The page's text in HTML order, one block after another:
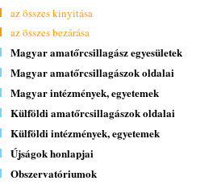
az összes kinyitása
az összes bezárása
Magyar amatőrcsillagász egyesületek
Magyar amatőrcsillagászok oldalai
Magyar intézmények, egyetemek
Külföldi amatőrcsillagászok oldalai
Külföldi intézmények, egyetemek
Újságok honlapjai
Obszervatóriumok